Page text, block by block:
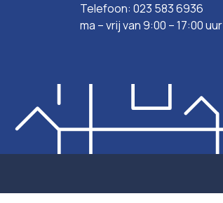
Telefoon: 023 583 6936
ma – vrij van 9:00 – 17:00 uur